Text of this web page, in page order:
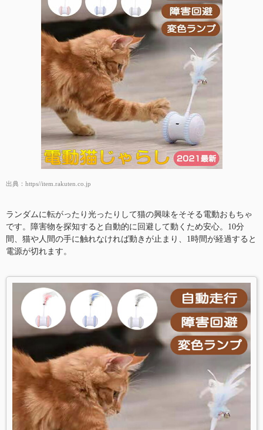
出典： https//item.rakuten.co.jp
ランダムに転がったり光ったりして猫の興味をそそる電動おもちゃ
です。障害物を探知すると自動的に回避して動くため安心。10分
間、猫や人間の手に触れなければ動きが止まり、1時間が経過すると
電源が切れます。